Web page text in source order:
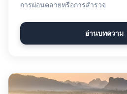
การผ่อนคลายหรือการสำรวจ
อ่านบทความ